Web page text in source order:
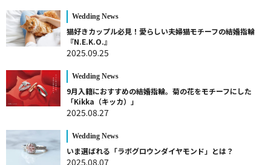
Wedding News
猫好きカップル必見！愛らしい夫婦猫モチーフの結婚指輪
『N.E.K.O.』
2025.09.25
Wedding News
9月入籍におすすめの結婚指輪。菊の花をモチーフにした
「Kikka（キッカ）」
2025.08.27
Wedding News
いま選ばれる「ラボグロウンダイヤモンド」とは？
2025.08.07